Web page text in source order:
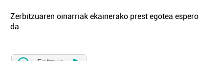
Zerbitzuaren oinarriak ekainerako prest egotea espero
da